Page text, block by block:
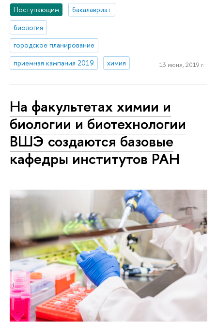
Поступающим
бакалавриат
биология
городское планирование
приемная кампания 2019
химия 13 июня, 2019 г.
На факультетах химии и
биологии и биотехнологии
ВШЭ создаются базовые
кафедры институтов РАН